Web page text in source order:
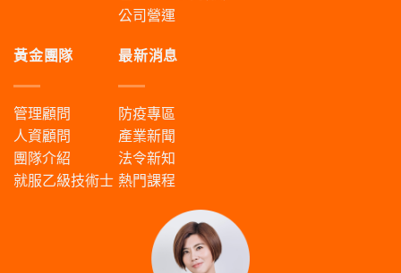
公司營運
黃金團隊
管理顧問
人資顧問
團隊介紹
就服乙級技術士
最新消息
防疫專區
產業新聞
法令新知
熱門課程